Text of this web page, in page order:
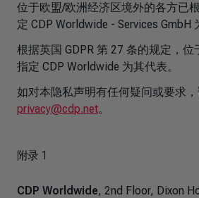
位于欧盟/欧洲经济区境外的各方已
定 CDP Worldwide - Services GmbH
根据英国 GDPR 第 27 条的规定，
指定 CDP Worldwide 为其代表。
如对本隐私声明有任何疑问或要求
privacy@cdp.net。
附录 1
CDP Worldwide, 2nd Floor, Dixon